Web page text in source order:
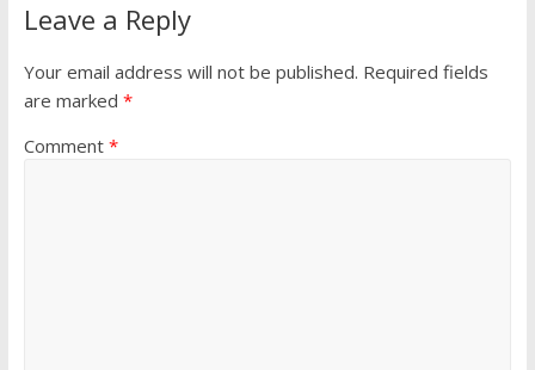
Leave a Reply
Your email address will not be published. Required fields
are marked *
Comment *